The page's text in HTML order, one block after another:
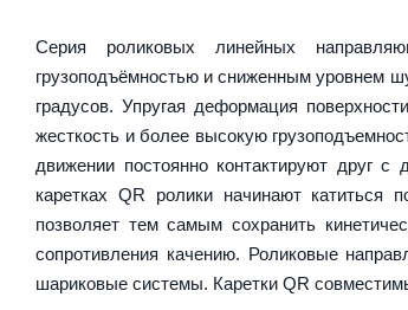
Серия роликовых линейных
грузоподъёмностью и сниженным уровнем
градусов. Упругая деформация
жесткость и более высокую
движении постоянно контактируют друг
каретках QR ролики начинают катиться
позволяет тем самым сохранить
сопротивления качению. Роликовые
шариковые системы. Каретки QR